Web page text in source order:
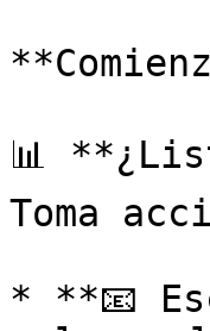
📊
Toma
* **📧